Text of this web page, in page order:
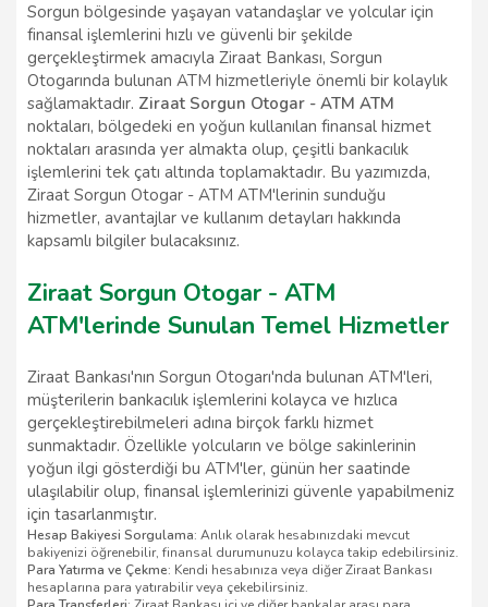
Sorgun bölgesinde yaşayan vatandaşlar ve yolcular için
finansal işlemlerini hızlı ve güvenli bir şekilde
gerçekleştirmek amacıyla Ziraat Bankası, Sorgun
Otogarında bulunan ATM hizmetleriyle önemli bir kolaylık
sağlamaktadır. Ziraat Sorgun Otogar - ATM ATM
noktaları, bölgedeki en yoğun kullanılan finansal hizmet
noktaları arasında yer almakta olup, çeşitli bankacılık
işlemlerini tek çatı altında toplamaktadır. Bu yazımızda,
Ziraat Sorgun Otogar - ATM ATM'lerinin sunduğu
hizmetler, avantajlar ve kullanım detayları hakkında
kapsamlı bilgiler bulacaksınız.
Ziraat Sorgun Otogar - ATM
ATM'lerinde Sunulan Temel Hizmetler
Ziraat Bankası'nın Sorgun Otogarı'nda bulunan ATM'leri,
müşterilerin bankacılık işlemlerini kolayca ve hızlıca
gerçekleştirebilmeleri adına birçok farklı hizmet
sunmaktadır. Özellikle yolcuların ve bölge sakinlerinin
yoğun ilgi gösterdiği bu ATM'ler, günün her saatinde
ulaşılabilir olup, finansal işlemlerinizi güvenle yapabilmeniz
için tasarlanmıştır.
Hesap Bakiyesi Sorgulama: Anlık olarak hesabınızdaki mevcut
bakiyenizi öğrenebilir, finansal durumunuzu kolayca takip edebilirsiniz.
Para Yatırma ve Çekme: Kendi hesabınıza veya diğer Ziraat Bankası
hesaplarına para yatırabilir veya çekebilirsiniz.